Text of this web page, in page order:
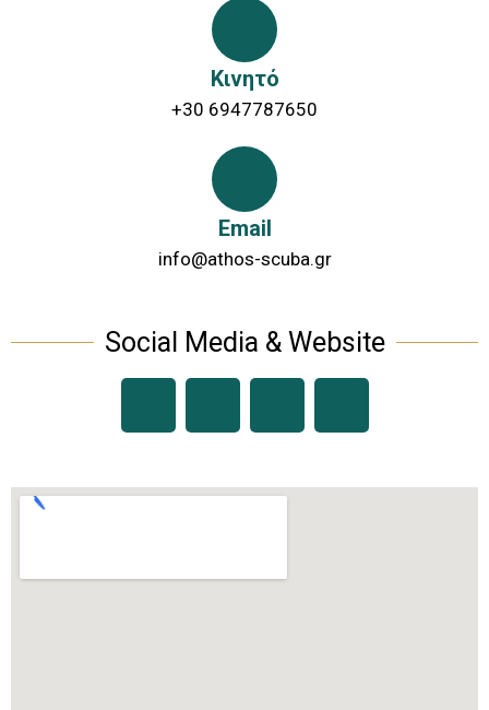
Κινητό
+30 6947787650
Email
info@athos-scuba.gr
Social Media & Website